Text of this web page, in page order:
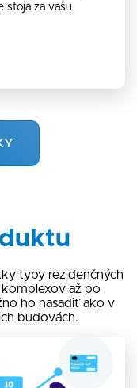
stoja za vašu
typy rezidenčných
až po
ho nasadiť ako v
budovách.